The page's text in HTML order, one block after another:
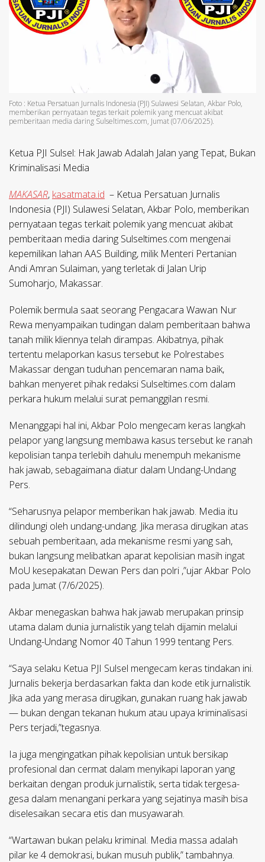
Foto : Ketua Persatuan Jurnalis Indonesia (PJI) Sulawesi Selatan, Akbar Polo,
memberikan pernyataan tegas terkait polemik yang mencuat akibat
pemberitaan media daring Sulseltimes.com, Jumat (07/06/2025).
Ketua PJI Sulsel: Hak Jawab Adalah Jalan yang Tepat, Bukan
Kriminalisasi Media
MAKASAR, kasatmata.id – Ketua Persatuan Jurnalis
Indonesia (PJI) Sulawesi Selatan, Akbar Polo, memberikan
pernyataan tegas terkait polemik yang mencuat akibat
pemberitaan media daring Sulseltimes.com mengenai
kepemilikan lahan AAS Building, milik Menteri Pertanian
Andi Amran Sulaiman, yang terletak di Jalan Urip
Sumoharjo, Makassar.
Polemik bermula saat seorang Pengacara Wawan Nur
Rewa menyampaikan tudingan dalam pemberitaan bahwa
tanah milik kliennya telah dirampas. Akibatnya, pihak
tertentu melaporkan kasus tersebut ke Polrestabes
Makassar dengan tuduhan pencemaran nama baik,
bahkan menyeret pihak redaksi Sulseltimes.com dalam
perkara hukum melalui surat pemanggilan resmi.
Menanggapi hal ini, Akbar Polo mengecam keras langkah
pelapor yang langsung membawa kasus tersebut ke ranah
kepolisian tanpa terlebih dahulu menempuh mekanisme
hak jawab, sebagaimana diatur dalam Undang-Undang
Pers.
“Seharusnya pelapor memberikan hak jawab. Media itu
dilindungi oleh undang-undang. Jika merasa dirugikan atas
sebuah pemberitaan, ada mekanisme resmi yang sah,
bukan langsung melibatkan aparat kepolisian masih ingat
MoU kesepakatan Dewan Pers dan polri ,”ujar Akbar Polo
pada Jumat (7/6/2025).
Akbar menegaskan bahwa hak jawab merupakan prinsip
utama dalam dunia jurnalistik yang telah dijamin melalui
Undang-Undang Nomor 40 Tahun 1999 tentang Pers.
“Saya selaku Ketua PJI Sulsel mengecam keras tindakan ini.
Jurnalis bekerja berdasarkan fakta dan kode etik jurnalistik.
Jika ada yang merasa dirugikan, gunakan ruang hak jawab
— bukan dengan tekanan hukum atau upaya kriminalisasi
Pers terjadi,”tegasnya.
Ia juga mengingatkan pihak kepolisian untuk bersikap
profesional dan cermat dalam menyikapi laporan yang
berkaitan dengan produk jurnalistik, serta tidak tergesa-
gesa dalam menangani perkara yang sejatinya masih bisa
diselesaikan secara etis dan musyawarah.
“Wartawan bukan pelaku kriminal. Media massa adalah
pilar ke 4 demokrasi, bukan musuh publik,” tambahnya.